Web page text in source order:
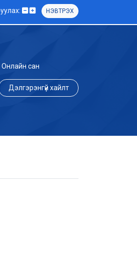
НЭВТРЭХ
Онлайн сан
Дэлгэрэнгүй хайлт